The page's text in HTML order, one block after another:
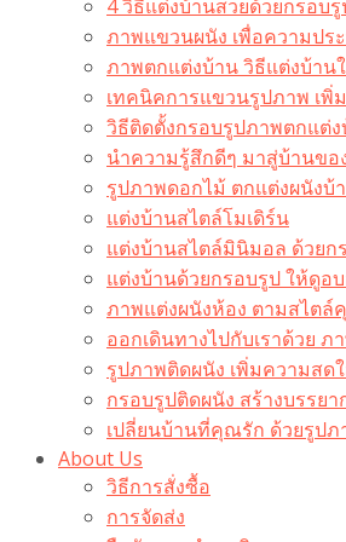
4 วิธีแต่งบ้านสวยด้วยกรอบ
ภาพแขวนผนัง เพื่อความปร
ภาพตกแต่งบ้าน วิธีแต่งบ้าน
เทคนิคการแขวนรูปภาพ เพิ่
วิธีติดตั้งกรอบรูปภาพตกแต่
นำความรู้สึกดีๆ มาสู่บ้านข
รูปภาพดอกไม้ ตกแต่งผนังบ้
แต่งบ้านสไตล์โมเดิร์น
แต่งบ้านสไตล์มินิมอล ด้วยก
แต่งบ้านด้วยกรอบรูป ให้ดูอ
ภาพแต่งผนังห้อง ตามสไตล์
ออกเดินทางไปกับเราด้วย ภ
รูปภาพติดผนัง เพิ่มความส
กรอบรูปติดผนัง สร้างบรรย
เปลี่ยนบ้านที่คุณรัก ด้วยรูป
About Us
วิธีการสั่งซื้อ
การจัดส่ง